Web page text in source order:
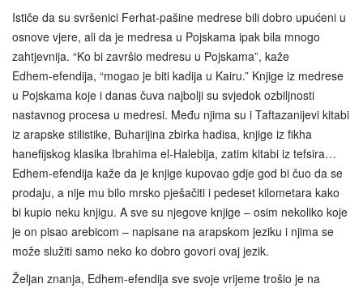
Ističe da su svršenici Ferhat-pašine medrese bili dobro upućeni u
osnove vjere, ali da je medresa u Pojskama ipak bila mnogo
zahtjevnija. “Ko bi završio medresu u Pojskama”, kaže
Edhem‑efendija, “mogao je biti kadija u Kairu.” Knjige iz medrese
u Pojskama koje i danas čuva najbolji su svjedok ozbiljnosti
nastavnog procesa u medresi. Među njima su i Taftazanijevi kitabi
iz arapske stilistike, Buharijina zbirka hadisa, knjige iz fikha
hanefijskog klasika Ibrahima el-Halebija, zatim kitabi iz tefsira…
Edhem-efendija kaže da je knjige kupovao gdje god bi čuo da se
prodaju, a nije mu bilo mrsko pješačiti i pedeset kilometara kako
bi kupio neku knjigu. A sve su njegove knjige – osim nekoliko koje
je on pisao arebicom – napisane na arapskom jeziku i njima se
može služiti samo neko ko dobro govori ovaj jezik.
Željan znanja, Edhem-efendija sve svoje vrijeme trošio je na